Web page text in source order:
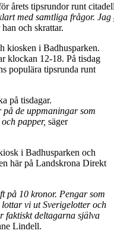
årets tipsrundor runt
med samtliga frågor.
han och skrattar.
kiosken i Badhusparken.
klockan 12-18. På tisdag
populära tipsrunda runt
på tisdagar.
de uppmaningar som
papper, säger
i Badhusparken och
här på Landskrona Direkt
på 10 kronor. Pengar som
vi ut Sverigelotter och
faktiskt deltagarna själva
Lindell.